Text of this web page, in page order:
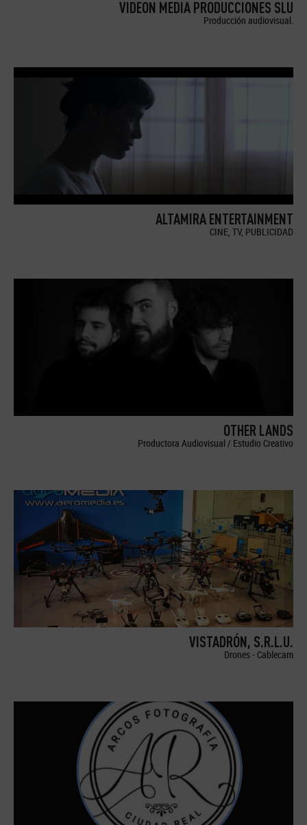
VIDEON MEDIA PRODUCCIONES SLU
Producción audiovisual.
ALTAMIRA ENTERTAINMENT
CINE, TV, PUBLICIDAD
OTHER LANDS
Productora Audiovisual / Estudio Creativo
VISTADRÓN, S.R.L.U.
Drones - Cablecam